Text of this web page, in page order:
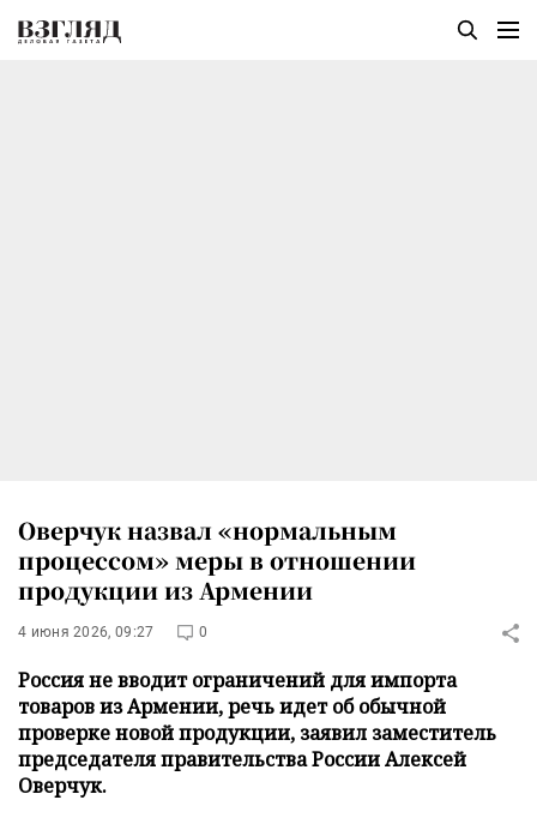
Оверчук назвал «нормальным
процессом» меры в отношении
продукции из Армении
4 июня 2026, 09:27 0
Россия не вводит ограничений для импорта
товаров из Армении, речь идет об обычной
проверке новой продукции, заявил заместитель
председателя правительства России Алексей
Оверчук.